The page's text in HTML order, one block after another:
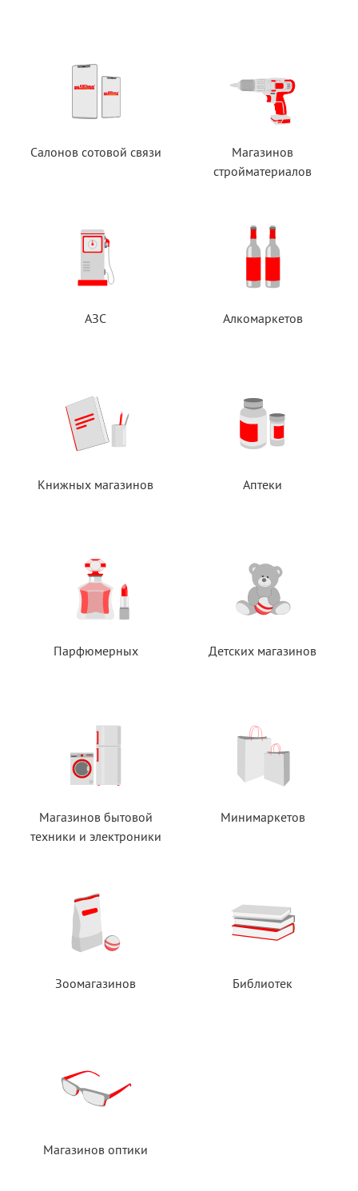
Салонов сотовой связи
Магазинов
стройматериалов
АЗС Алкомаркетов
Книжных магазинов Аптеки
Парфюмерных Детских магазинов
Магазинов бытовой
техники и электроники
Минимаркетов
Зоомагазинов Библиотек
Магазинов оптики